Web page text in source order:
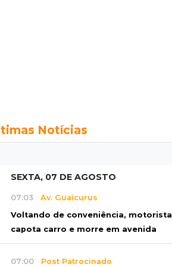
Notícias
SEXTA, 07 DE AGOSTO
07:03 Av. Guaicurus
Voltando de conveniência, motorista
capota carro e morre em avenida
07:00 Post Patrocinado